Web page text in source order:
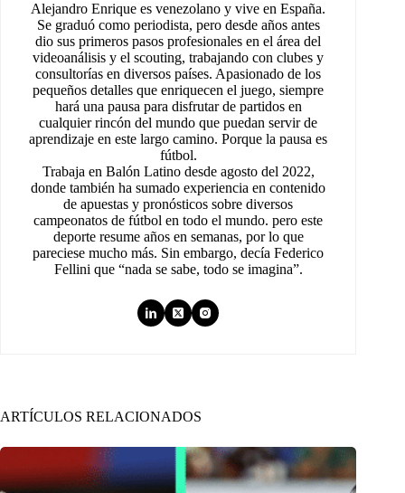
Alejandro Enrique es venezolano y vive en España.
Se graduó como periodista, pero desde años antes
dio sus primeros pasos profesionales en el área del
videoanálisis y el scouting, trabajando con clubes y
consultorías en diversos países. Apasionado de los
pequeños detalles que enriquecen el juego, siempre
hará una pausa para disfrutar de partidos en
cualquier rincón del mundo que puedan servir de
aprendizaje en este largo camino. Porque la pausa es
fútbol.
Trabaja en Balón Latino desde agosto del 2022,
donde también ha sumado experiencia en contenido
de apuestas y pronósticos sobre diversos
campeonatos de fútbol en todo el mundo. pero este
deporte resume años en semanas, por lo que
pareciese mucho más. Sin embargo, decía Federico
Fellini que “nada se sabe, todo se imagina”.
ARTÍCULOS RELACIONADOS